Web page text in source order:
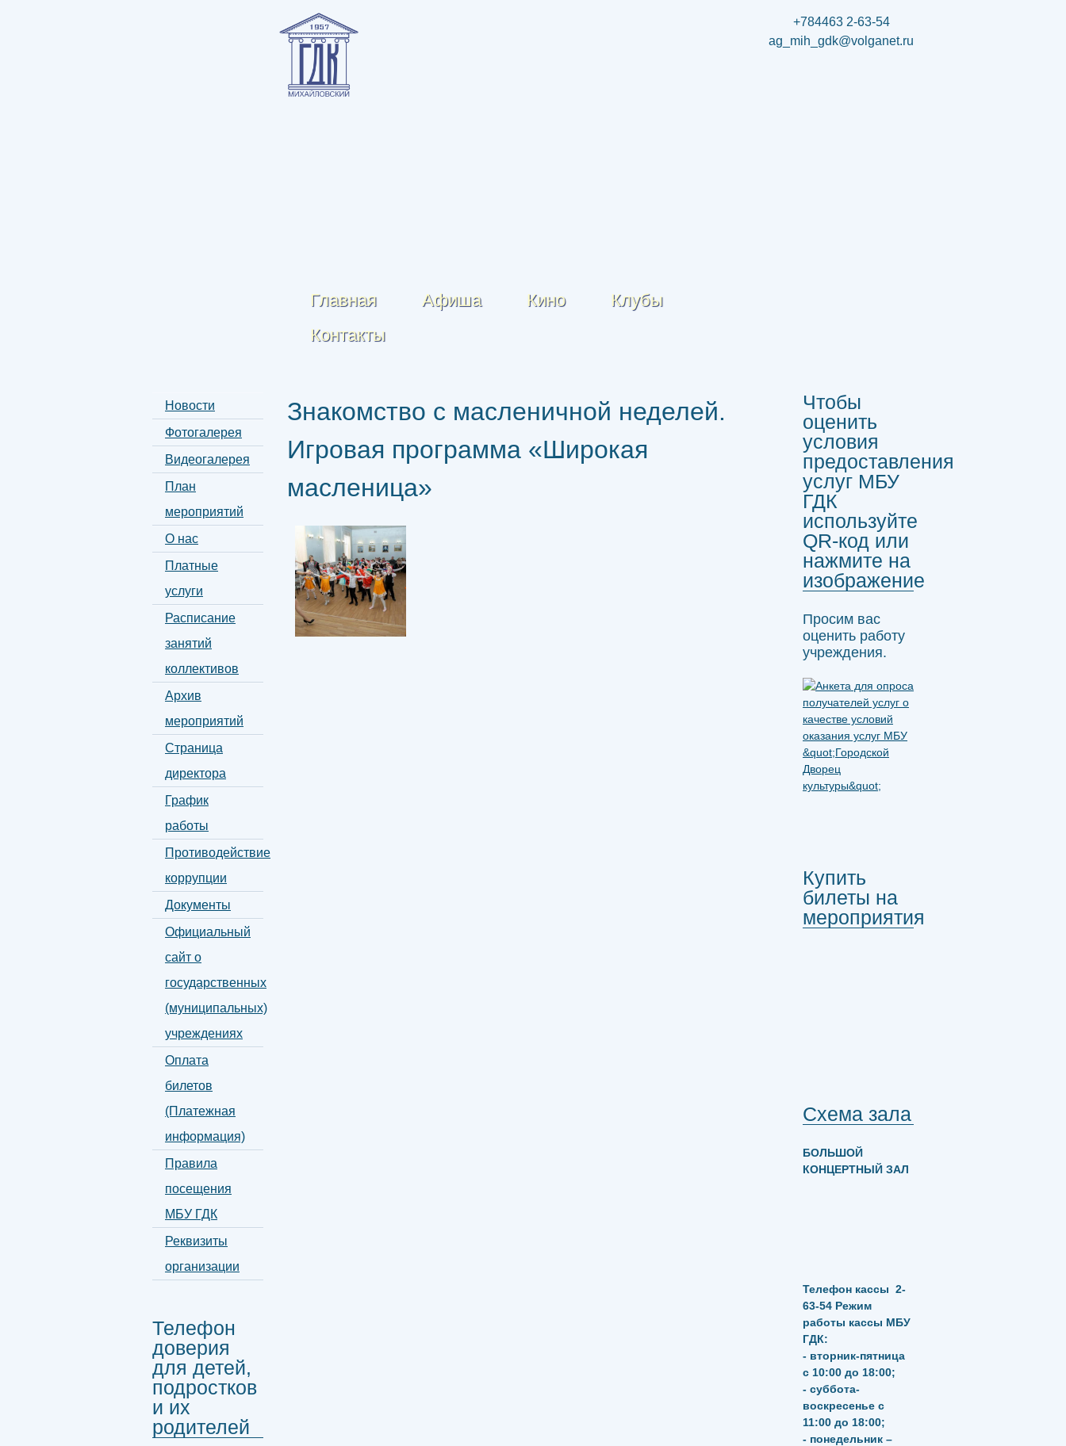
+784463 2-63-54
ag_mih_gdk@volganet.ru
Главная Афиша Кино
Клубы
Контакты
Новости
Фотогалерея
Видеогалерея
План
мероприятий
О нас
Платные
услуги
Расписание
занятий
коллективов
Архив
мероприятий
Страница
директора
График
работы
Противодействие
коррупции
Документы
Официальный
сайт о
государственных
(муниципальных)
учреждениях
Оплата
билетов
(Платежная
информация)
Правила
посещения
МБУ ГДК
Реквизиты
организации
Телефон
доверия
для детей,
подростков
и их
родителей
Знакомство с масленичной неделей.
Игровая программа «Широкая
масленица»
Чтобы
оценить
условия
предоставления
услуг МБУ
ГДК
используйте
QR-код или
нажмите на
изображение
Просим вас
оценить работу
учреждения.
Купить
билеты на
мероприятия
Схема зала
БОЛЬШОЙ
КОНЦЕРТНЫЙ ЗАЛ
Телефон кассы 2-
63-54 Режим
работы кассы МБУ
ГДК:
- вторник-пятница
с 10:00 до 18:00;
- суббота-
воскресенье с
11:00 до 18:00;
- понедельник –